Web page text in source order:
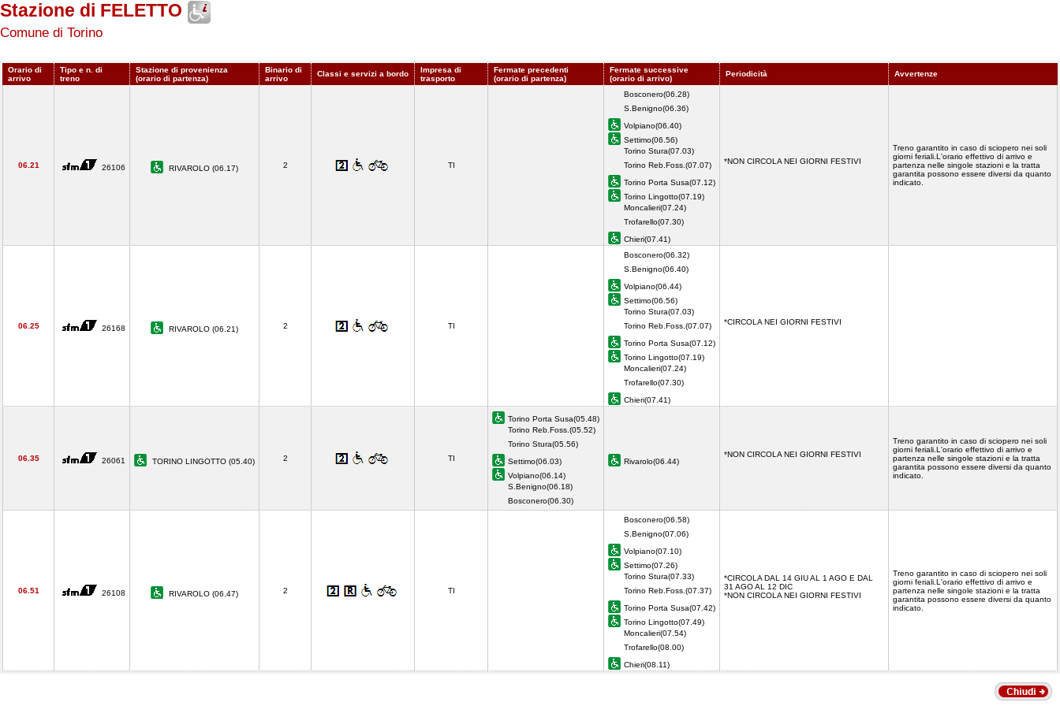
Stazione di FELETTO
Comune di Torino
Orario di
arrivo
Tipo e n. di
treno
Stazione di provenienza
(orario di partenza)
Binario di
arrivo
Classi e servizi a bordo
Impresa di
trasporto
Fermate precedenti
(orario di partenza)
Fermate successive
(orario di arrivo)
Periodicità Avvertenze
06.21 26106 RIVAROLO (06.17) 2 TI
Bosconero(06.28)
S.Benigno(06.36)
Volpiano(06.40)
Settimo(06.56)
Torino Stura(07.03)
Torino Reb.Foss.(07.07)
Torino Porta Susa(07.12)
Torino Lingotto(07.19)
Moncalieri(07.24)
Trofarello(07.30)
Chieri(07.41)
*NON CIRCOLA NEI GIORNI FESTIVI
Treno garantito in caso di sciopero nei soli
giorni feriali.L'orario effettivo di arrivo e
partenza nelle singole stazioni e la tratta
garantita possono essere diversi da quanto
indicato.
06.25 26168 RIVAROLO (06.21) 2 TI
Bosconero(06.32)
S.Benigno(06.40)
Volpiano(06.44)
Settimo(06.56)
Torino Stura(07.03)
Torino Reb.Foss.(07.07)
Torino Porta Susa(07.12)
Torino Lingotto(07.19)
Moncalieri(07.24)
Trofarello(07.30)
Chieri(07.41)
*CIRCOLA NEI GIORNI FESTIVI
06.35 26061 TORINO LINGOTTO (05.40) 2 TI
Torino Porta Susa(05.48)
Torino Reb.Foss.(05.52)
Torino Stura(05.56)
Settimo(06.03)
Volpiano(06.14)
S.Benigno(06.18)
Bosconero(06.30)
Rivarolo(06.44)
*NON CIRCOLA NEI GIORNI FESTIVI
Treno garantito in caso di sciopero nei soli
giorni feriali.L'orario effettivo di arrivo e
partenza nelle singole stazioni e la tratta
garantita possono essere diversi da quanto
indicato.
06.51 26108 RIVAROLO (06.47) 2 TI
Bosconero(06.58)
S.Benigno(07.06)
Volpiano(07.10)
Settimo(07.26)
Torino Stura(07.33)
Torino Reb.Foss.(07.37)
Torino Porta Susa(07.42)
Torino Lingotto(07.49)
Moncalieri(07.54)
Trofarello(08.00)
Chieri(08.11)
*CIRCOLA DAL 14 GIU AL 1 AGO E DAL
31 AGO AL 12 DIC
*NON CIRCOLA NEI GIORNI FESTIVI
Treno garantito in caso di sciopero nei soli
giorni feriali.L'orario effettivo di arrivo e
partenza nelle singole stazioni e la tratta
garantita possono essere diversi da quanto
indicato.